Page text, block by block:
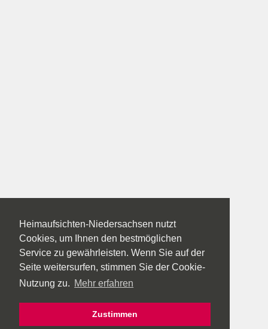
Heimaufsichten-Niedersachsen nutzt
Cookies, um Ihnen den bestmöglichen
Service zu gewährleisten. Wenn Sie auf der
Seite weitersurfen, stimmen Sie der Cookie-
Nutzung zu. Mehr erfahren
Zustimmen